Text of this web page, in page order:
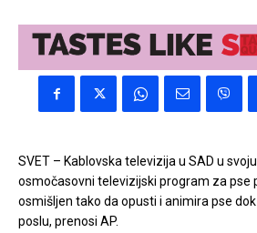
SVET – Kablovska televizija u SAD u
osmočasovni televizijski program za pse
osmišljen tako da opusti i animira pse
poslu, prenosi AP.